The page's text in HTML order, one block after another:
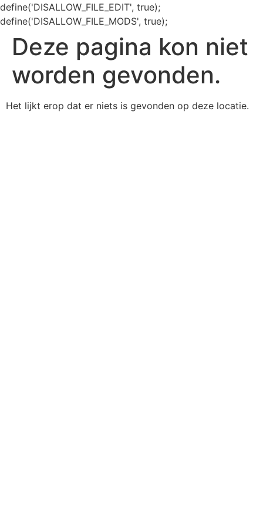
define('DISALLOW_FILE_EDIT', true);
define('DISALLOW_FILE_MODS', true);
Deze pagina kon niet
worden gevonden.
Het lijkt erop dat er niets is gevonden op deze locatie.